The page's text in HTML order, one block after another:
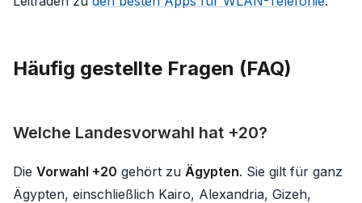
Häufig gestellte Fragen (FAQ)
Welche Landesvorwahl hat +20?
Die Vorwahl +20 gehört zu Ägypten. Sie gilt für ganz
Ägypten, einschließlich Kairo, Alexandria, Gizeh,